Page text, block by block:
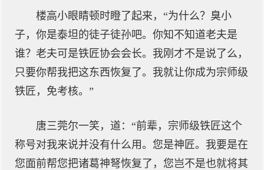
楼高小眼睛顿时瞪了起来，“为什么？臭小
子，你是泰坦的徒子徒孙吧。你知不知道老夫是
谁？老夫可是铁匠协会会长。我刚才不是说了么，
只要你帮我把这东西恢复了。我就让你成为宗师级
铁匠，免考核。”
唐三莞尔一笑，道：“前辈，宗师级铁匠这个
称号对我来说并没有什么用。您是神匠。我要是在
您面前帮您把诸葛神弩恢复了，您岂不是也就将其